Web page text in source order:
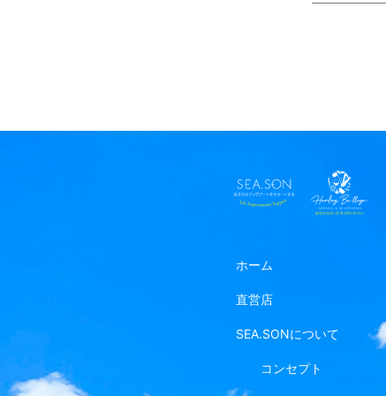
ホーム
直営店
SEA.SONについて
コンセプト